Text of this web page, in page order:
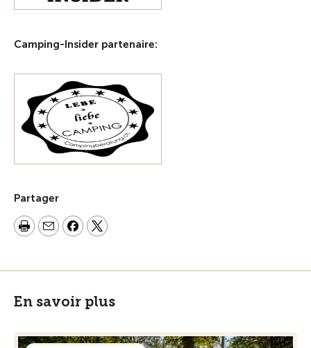
Camping-Insider partenaire:
Partager
En savoir plus